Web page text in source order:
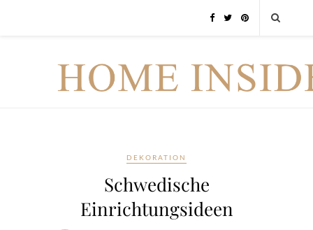
DEKORATION
Schwedische
Einrichtungsideen